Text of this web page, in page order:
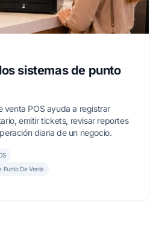
sistemas de punto
venta POS ayuda a registrar
emitir tickets, revisar reportes
diaria de un negocio.
Punto De Venta